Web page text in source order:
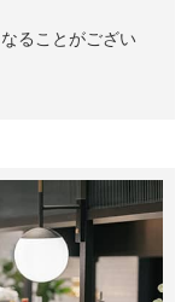
ることがござい